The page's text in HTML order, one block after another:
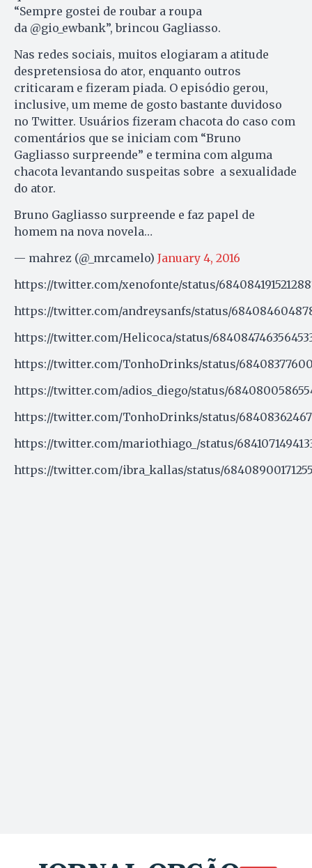
“Sempre gostei de roubar a roupa
da @gio_ewbank”, brincou Gagliasso.
Nas redes sociais, muitos elogiaram a atitude
despretensiosa do ator, enquanto outros
criticaram e fizeram piada. O episódio gerou,
inclusive, um meme de gosto bastante duvidoso
no Twitter. Usuários fizeram chacota do caso com
comentários que se iniciam com “Bruno
Gagliasso surpreende” e termina com alguma
chacota levantando suspeitas sobre a sexualidade
do ator.
Bruno Gagliasso surpreende e faz papel de
homem na nova novela…
— mahrez (@_mrcamelo) January 4, 2016
https://twitter.com/xenofonte/status/
https://twitter.com/andreysanfs/status/
https://twitter.com/Helicoca/status/
https://twitter.com/TonhoDrinks/status/
https://twitter.com/adios_diego/status/
https://twitter.com/TonhoDrinks/status/
https://twitter.com/mariothiago_/status/
https://twitter.com/ibra_kallas/status/